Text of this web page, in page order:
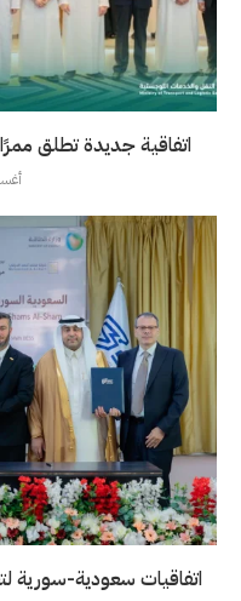
اتفاقية جديدة تطلق
اتفاقيات سعودية-سورية